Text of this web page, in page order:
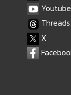
Youtube
Threads
X